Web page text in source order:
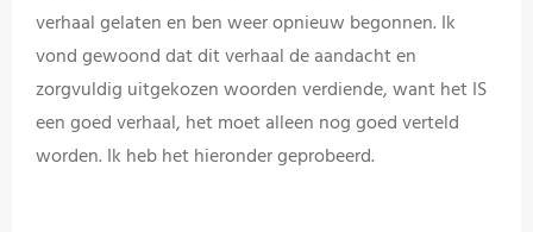
verhaal gelaten en ben weer opnieuw begonnen. Ik
vond gewoond dat dit verhaal de aandacht en
zorgvuldig uitgekozen woorden verdiende, want het IS
een goed verhaal, het moet alleen nog goed verteld
worden. Ik heb het hieronder geprobeerd.